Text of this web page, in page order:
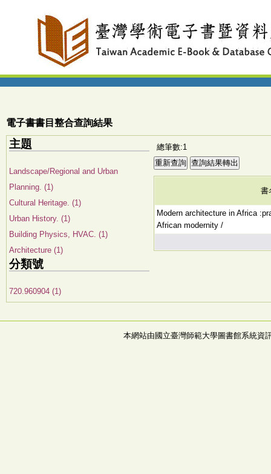
電子書書目整合查詢結果
主題
Landscape/Regional and Urban
Planning. (1)
Cultural Heritage. (1)
Urban History. (1)
Building Physics, HVAC. (1)
Architecture (1)
分類號
720.960904 (1)
總筆數:1
書
Modern architecture in Africa
African modernity /
本網站由國立臺灣師範大學圖書館系統資